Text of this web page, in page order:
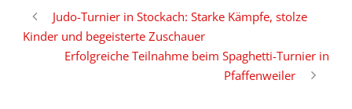
Judo-Turnier in Stockach: Starke Kämpfe, stolze
Kinder und begeisterte Zuschauer
Erfolgreiche Teilnahme beim Spaghetti-Turnier in
Pfaffenweiler